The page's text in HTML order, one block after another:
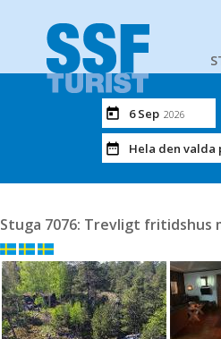
6 Sep 2026
Hela den valda
Stuga 7076: Trevligt fritidshus